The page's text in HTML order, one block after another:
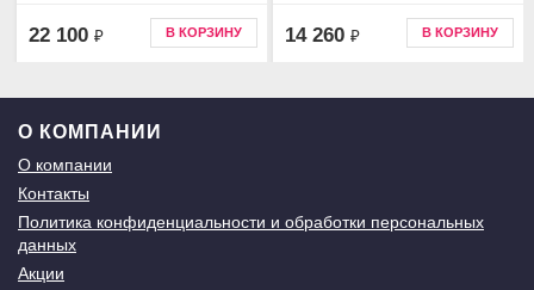
22 100 ₽ В КОРЗИНУ 14 260 ₽ В КОРЗИНУ
О КОМПАНИИ
О компании
Контакты
Политика конфиденциальности и обработки персональных
данных
Акции